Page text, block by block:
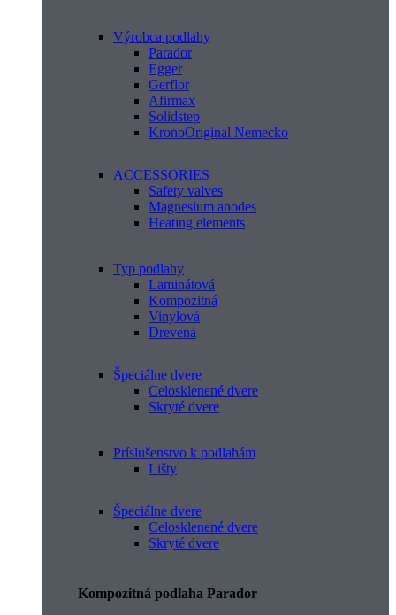
Výrobca podlahy
Parador
Egger
Gerflor
Afirmax
Solidstep
KronoOriginal Nemecko
ACCESSORIES
Safety valves
Magnesium anodes
Heating elements
Typ podlahy
Laminátová
Kompozitná
Vinylová
Drevená
Špeciálne dvere
Celosklenené dvere
Skryté dvere
Príslušenstvo k podlahám
Lišty
Špeciálne dvere
Celosklenené dvere
Skryté dvere
Kompozitná podlaha Parador